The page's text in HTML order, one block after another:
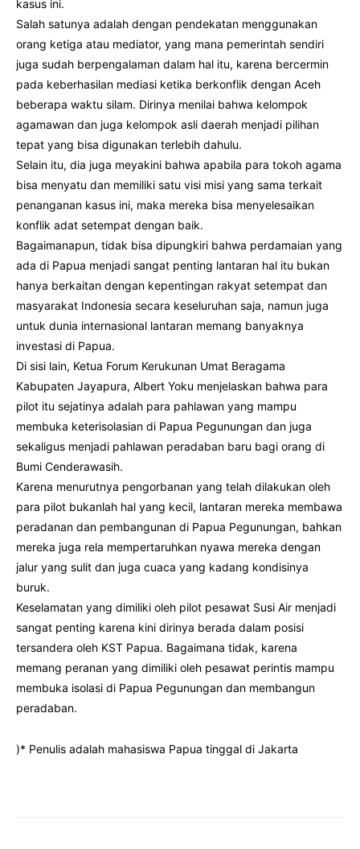
kasus ini.
Salah satunya adalah dengan pendekatan menggunakan
orang ketiga atau mediator, yang mana pemerintah sendiri
juga sudah berpengalaman dalam hal itu, karena bercermin
pada keberhasilan mediasi ketika berkonflik dengan Aceh
beberapa waktu silam. Dirinya menilai bahwa kelompok
agamawan dan juga kelompok asli daerah menjadi pilihan
tepat yang bisa digunakan terlebih dahulu.
Selain itu, dia juga meyakini bahwa apabila para tokoh agama
bisa menyatu dan memiliki satu visi misi yang sama terkait
penanganan kasus ini, maka mereka bisa menyelesaikan
konflik adat setempat dengan baik.
Bagaimanapun, tidak bisa dipungkiri bahwa perdamaian yang
ada di Papua menjadi sangat penting lantaran hal itu bukan
hanya berkaitan dengan kepentingan rakyat setempat dan
masyarakat Indonesia secara keseluruhan saja, namun juga
untuk dunia internasional lantaran memang banyaknya
investasi di Papua.
Di sisi lain, Ketua Forum Kerukunan Umat Beragama
Kabupaten Jayapura, Albert Yoku menjelaskan bahwa para
pilot itu sejatinya adalah para pahlawan yang mampu
membuka keterisolasian di Papua Pegunungan dan juga
sekaligus menjadi pahlawan peradaban baru bagi orang di
Bumi Cenderawasih.
Karena menurutnya pengorbanan yang telah dilakukan oleh
para pilot bukanlah hal yang kecil, lantaran mereka membawa
peradanan dan pembangunan di Papua Pegunungan, bahkan
mereka juga rela mempertaruhkan nyawa mereka dengan
jalur yang sulit dan juga cuaca yang kadang kondisinya
buruk.
Keselamatan yang dimiliki oleh pilot pesawat Susi Air menjadi
sangat penting karena kini dirinya berada dalam posisi
tersandera oleh KST Papua. Bagaimana tidak, karena
memang peranan yang dimiliki oleh pesawat perintis mampu
membuka isolasi di Papua Pegunungan dan membangun
peradaban.
)* Penulis adalah mahasiswa Papua tinggal di Jakarta